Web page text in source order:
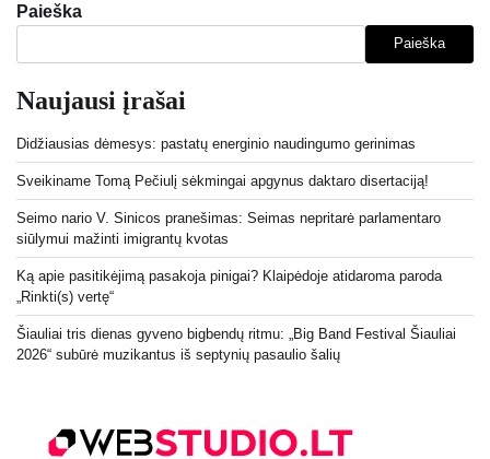
Paieška
Paieška
Naujausi įrašai
Didžiausias dėmesys: pastatų energinio naudingumo gerinimas
Sveikiname Tomą Pečiulį sėkmingai apgynus daktaro disertaciją!
Seimo nario V. Sinicos pranešimas: Seimas nepritarė parlamentaro
siūlymui mažinti imigrantų kvotas
Ką apie pasitikėjimą pasakoja pinigai? Klaipėdoje atidaroma paroda
„Rinkti(s) vertę“
Šiauliai tris dienas gyveno bigbendų ritmu: „Big Band Festival Šiauliai
2026“ subūrė muzikantus iš septynių pasaulio šalių